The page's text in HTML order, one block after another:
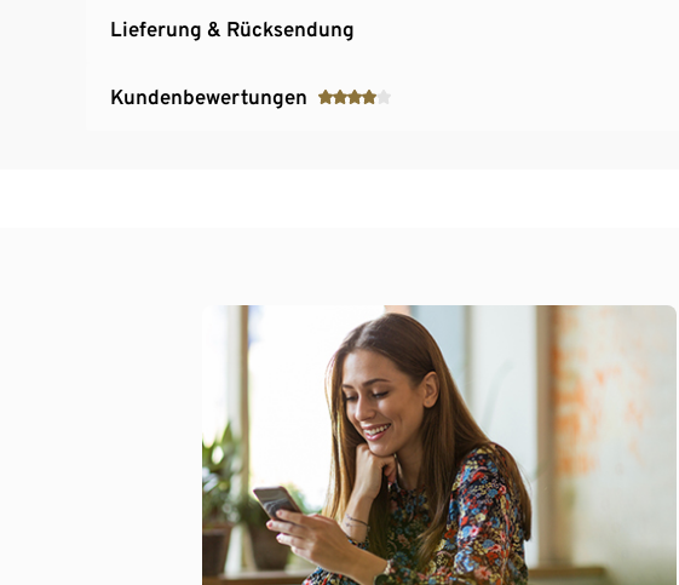
Lieferung & Rücksendung
Kundenbewertungen